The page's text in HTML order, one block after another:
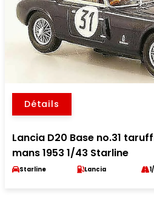
Détails
Lancia D20 Base no.31
mans 1953 1/43 Starline
Starline Lancia